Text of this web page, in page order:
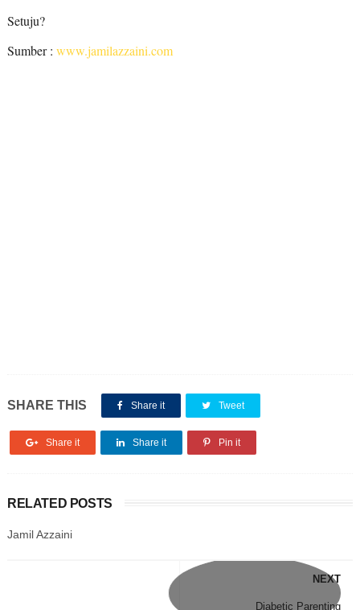
Setuju?
Sumber : www.jamilazzaini.com
SHARE THIS Share it Tweet
Share it Share it Pin it
RELATED POSTS
Jamil Azzaini
NEXT
Diabetic Parenting